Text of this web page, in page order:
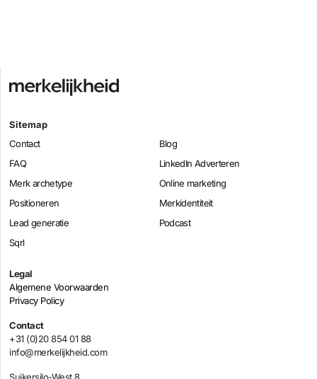
Sitemap
Contact
Blog
FAQ
LinkedIn Adverteren
Merk archetype
Online marketing
Positioneren
Merkidentiteit
Lead generatie
Podcast
Sqrl
Legal
Algemene Voorwaarden
Privacy Policy
Contact
+31 (0)20 854 01 88
info@merkelijkheid.com